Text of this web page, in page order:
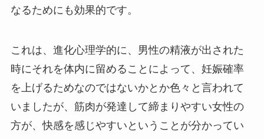
なるためにも効果的です。
これは、進化心理学的に、男性の精液が出された
時にそれを体内に留めることによって、妊娠確率
を上げるためなのではないかとか色々と言われて
いましたが、筋肉が発達して締まりやすい女性の
方が、快感を感じやすいということが分かってい